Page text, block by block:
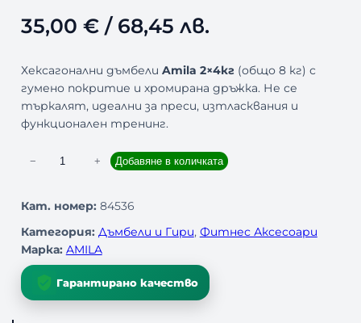
35,00 €/ 68,45 лв.
Хексагонални дъмбели Amila 2×4кг (общо 8 кг) с
гумено покритие и хромирана дръжка. Не се
търкалят, идеални за преси, изтласквания и
функционален тренинг.
ч
е
с
т
− + Добавяне в количката
Кат. номер: 84536
Категория: Дъмбели и Гири, Фитнес Аксесоари
Марка: AMILA
Гарантирано качество